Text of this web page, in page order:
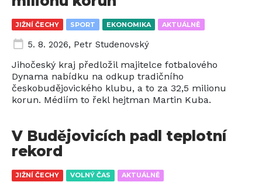
JIŽNÍ ČECHY SPORT EKONOMIKA AKTUÁLNĚ
5. 8. 2026, Petr Studenovský
Jihočeský kraj předložil majitelce fotbalového
Dynama nabídku na odkup tradičního
českobudějovického klubu, a to za 32,5 milionu
korun. Médiím to řekl hejtman Martin Kuba.
JIŽNÍ ČECHY VOLNÝ ČAS AKTUÁLNĚ
V Budějovicích padl teplotní
rekord